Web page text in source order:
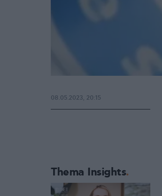
08.05.2023, 20:15
Thema Insights